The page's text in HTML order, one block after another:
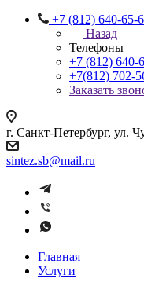
+7 (812) 640-65-
Назад
Телефоны
+7 (812) 640-
+7(812) 702-
Заказать
г. Санкт-Петербург, ул.
sintez.sb@mail.ru
Главная
Услуги